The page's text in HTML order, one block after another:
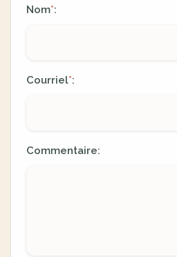
Nom*:
Courriel*:
Commentaire: